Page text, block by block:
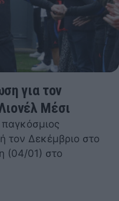
για τον
Μέσι
τον Δεκέμβριο στο
(04/01) στο